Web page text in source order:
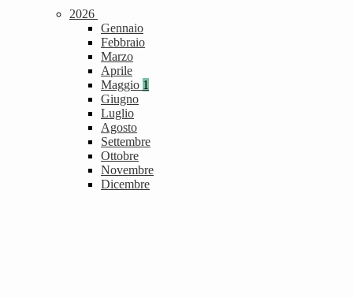
2026
Gennaio
Febbraio
Marzo
Aprile
Maggio 1
Giugno
Luglio
Agosto
Settembre
Ottobre
Novembre
Dicembre